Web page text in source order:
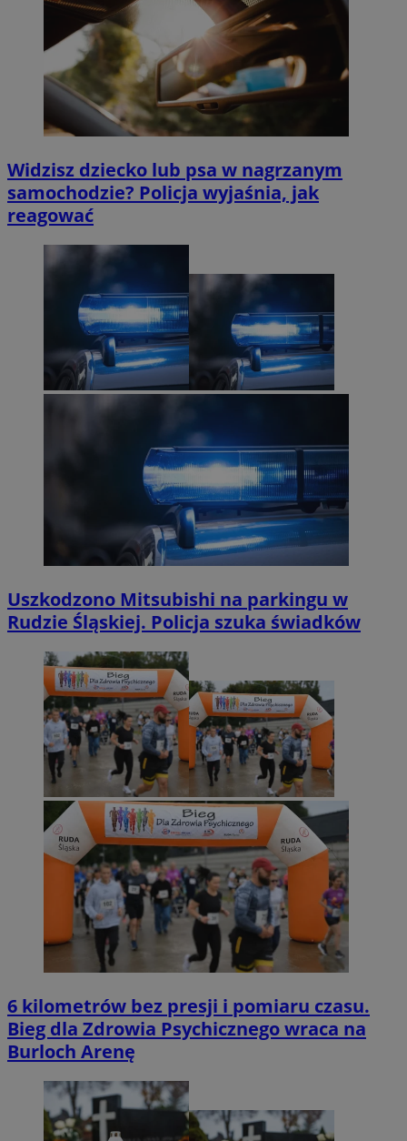
Widzisz dziecko lub psa w nagrzanym
samochodzie? Policja wyjaśnia, jak
reagować
Uszkodzono Mitsubishi na parkingu w
Rudzie Śląskiej. Policja szuka świadków
6 kilometrów bez presji i pomiaru czasu.
Bieg dla Zdrowia Psychicznego wraca na
Burloch Arenę